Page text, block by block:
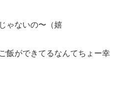
ゃないの〜（嬉
飯ができてるなんてちょー幸